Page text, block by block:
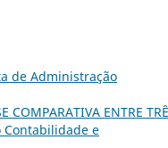
de Administração
COMPARATIVA ENTRE
Contabilidade e